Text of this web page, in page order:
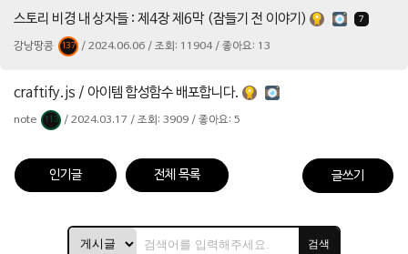
스토리 비경 내 상자들 : 제4장 제6막 (잠들기 전 이야기) 7
강낭땅콩 137 / 2024.06.06 / 조회: 11904 / 좋아요: 13
craftify.js / 아이템 합성함수 배포합니다.
note 113 / 2024.03.17 / 조회: 3909 / 좋아요: 5
인기글 전체 목록 글쓰기
검색